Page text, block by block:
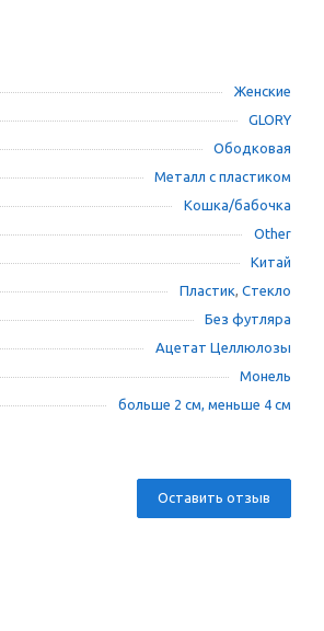
Женские
GLORY
Ободковая
Металл с пластиком
Кошка/бабочка
Other
Китай
Пластик, Стекло
Без футляра
Ацетат Целлюлозы
Монель
больше 2 см, меньше 4 см
Оставить отзыв